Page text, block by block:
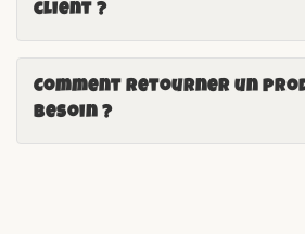
client ?
Comment retourner un
besoin ?